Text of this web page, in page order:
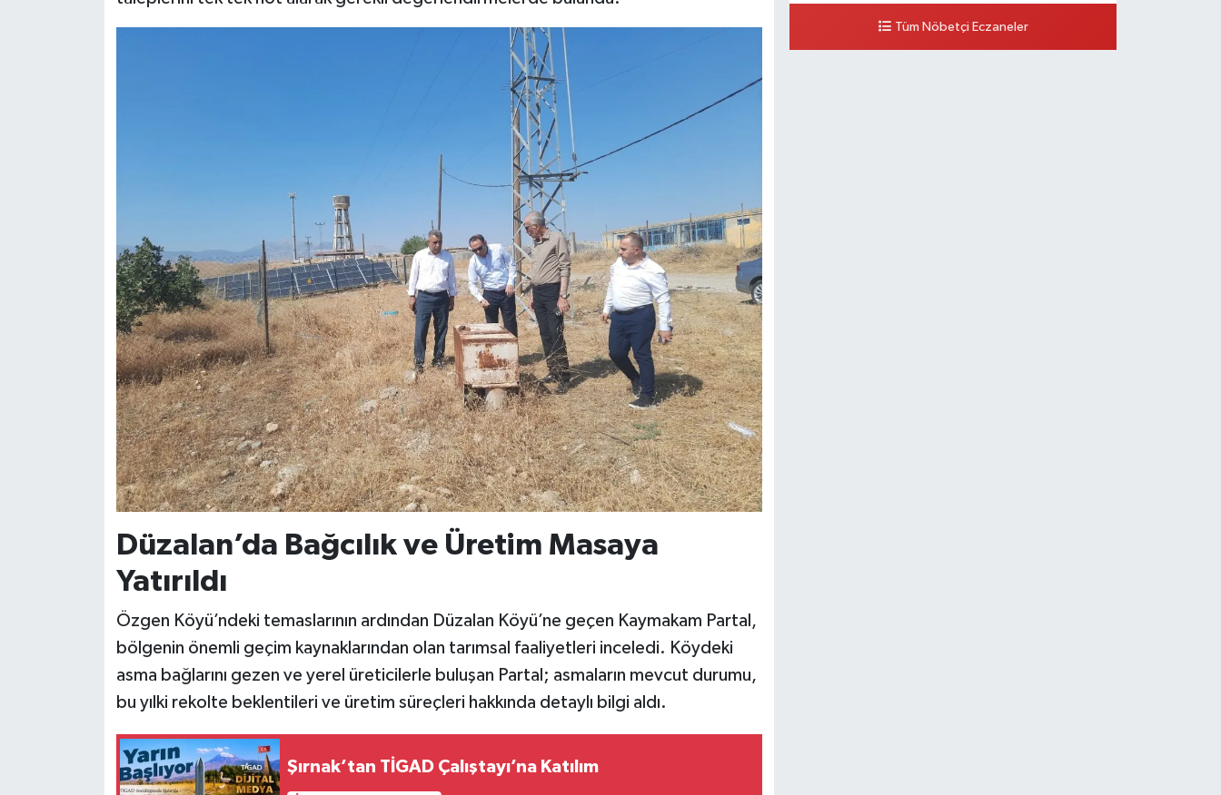
Düzalan’da Bağcılık ve Üretim Masaya
Yatırıldı
Özgen Köyü’ndeki temaslarının ardından Düzalan Köyü’ne geçen Kaymakam Partal,
bölgenin önemli geçim kaynaklarından olan tarımsal faaliyetleri inceledi. Köydeki
asma bağlarını gezen ve yerel üreticilerle buluşan Partal; asmaların mevcut durumu,
bu yılki rekolte beklentileri ve üretim süreçleri hakkında detaylı bilgi aldı.
Şırnak’tan TİGAD Çalıştayı’na Katılım
Tüm Nöbetçi Eczaneler